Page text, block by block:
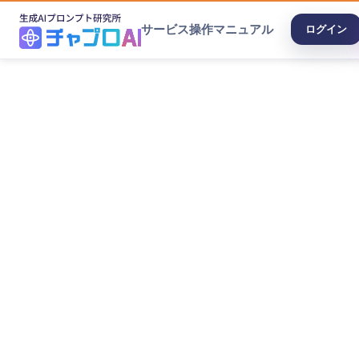
サービス操作マニュアル ログイン